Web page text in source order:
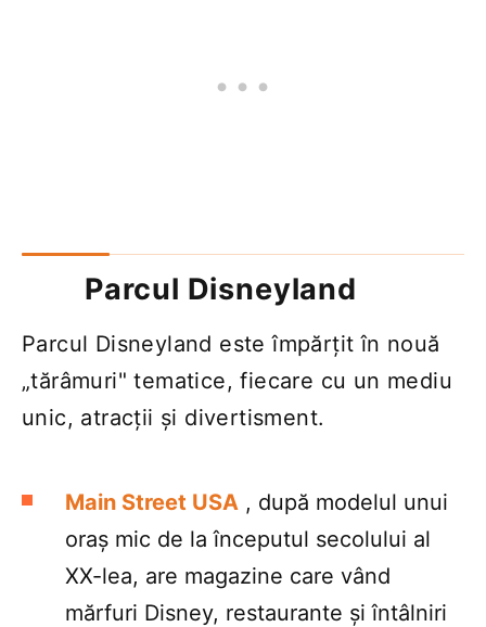
Parcul Disneyland
Parcul Disneyland este împărțit în nouă
„tărâmuri" tematice, fiecare cu un mediu
unic, atracții și divertisment.
Main Street USA , după modelul unui
oraș mic de la începutul secolului al
XX-lea, are magazine care vând
mărfuri Disney, restaurante și întâlniri